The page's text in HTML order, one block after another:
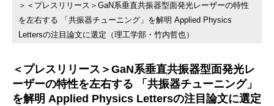
＜プレスリリース＞GaN系垂直共振器型面発光レーザーの特性
を左右する 「共振器チューニング」を解明 Applied Physics
Lettersの注目論文に選定（理工学部・竹内哲也）
＜プレスリリース＞GaN系垂直共振器型面発光レ
ーザーの特性を左右する 「共振器チューニング」
を解明 Applied Physics Lettersの注目論文に選定